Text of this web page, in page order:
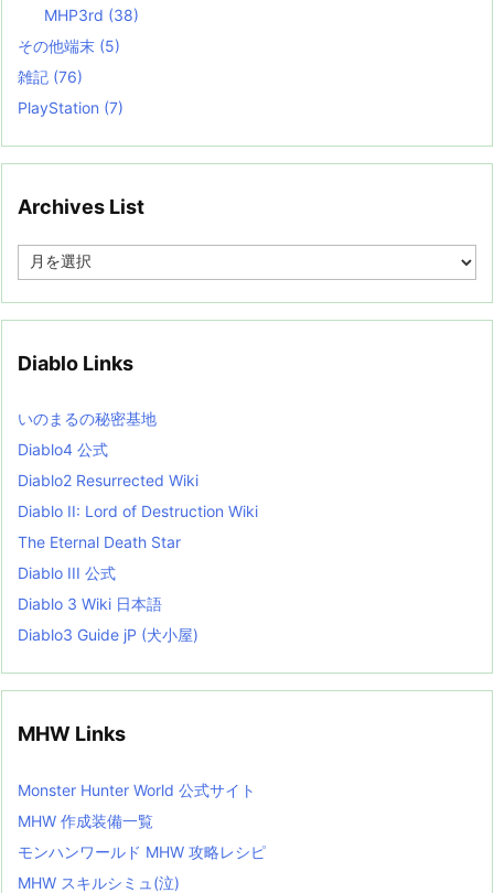
MHP3rd (38)
その他端末 (5)
雑記 (76)
PlayStation (7)
Archives List
e
i
s
t
Diablo Links
いのまるの秘密基地
Diablo4 公式
Diablo2 Resurrected Wiki
Diablo II: Lord of Destruction Wiki
The Eternal Death Star
Diablo III 公式
Diablo 3 Wiki 日本語
Diablo3 Guide jP (犬小屋)
MHW Links
Monster Hunter World 公式サイト
MHW 作成装備一覧
モンハンワールド MHW 攻略レシピ
MHW スキルシミュ(泣)